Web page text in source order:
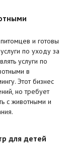
и готовы
по уходу за
услуги по
в
Этот бизнес
но требует
с животными и
для детей